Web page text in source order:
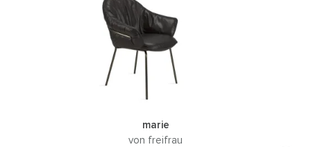
marie
von freifrau